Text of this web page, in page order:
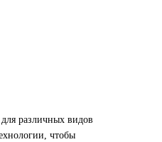
различных видов
чтобы